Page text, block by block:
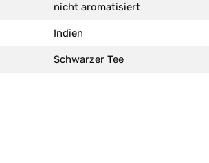
nicht aromatisiert
Indien
Schwarzer Tee